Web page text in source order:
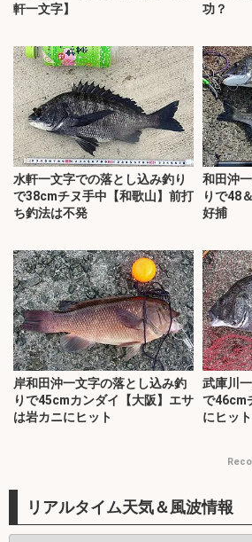
軒一文字】
功？
水軒一文字での落とし込み釣り
で38cmチヌ手中【和歌山】前打
ち釣法は不発
和田沖
りで48
好捕
岸和田沖一文字の落とし込み釣
りで45cmカンダイ【大阪】エサ
は岩カニにヒット
武庫川
で46cm
にヒット
リアルタイム天気＆風波情報